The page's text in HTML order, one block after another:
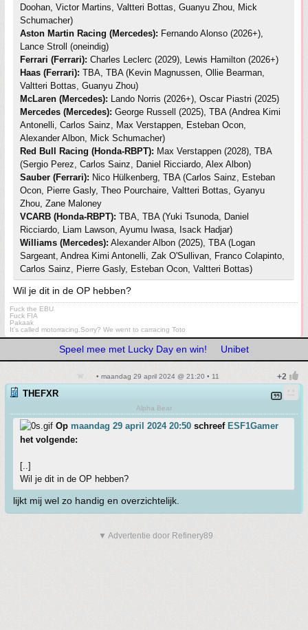
Doohan, Victor Martins, Valtteri Bottas, Guanyu Zhou, Mick
Schumacher)
Aston Martin Racing (Mercedes): Fernando Alonso (2026+),
Lance Stroll (oneindig)
Ferrari (Ferrari): Charles Leclerc (2029), Lewis Hamilton (2026+)
Haas (Ferrari): TBA, TBA (Kevin Magnussen, Ollie Bearman,
Valtteri Bottas, Guanyu Zhou)
McLaren (Mercedes): Lando Norris (2026+), Oscar Piastri (2025)
Mercedes (Mercedes): George Russell (2025), TBA (Andrea Kimi
Antonelli, Carlos Sainz, Max Verstappen, Esteban Ocon,
Alexander Albon, Mick Schumacher)
Red Bull Racing (Honda-RBPT): Max Verstappen (2028), TBA
(Sergio Perez, Carlos Sainz, Daniel Ricciardo, Alex Albon)
Sauber (Ferrari): Nico Hülkenberg, TBA (Carlos Sainz, Esteban
Ocon, Pierre Gasly, Theo Pourchaire, Valtteri Bottas, Gyanyu
Zhou, Zane Maloney
VCARB (Honda-RBPT): TBA, TBA (Yuki Tsunoda, Daniel
Ricciardo, Liam Lawson, Ayumu Iwasa, Isack Hadjar)
Williams (Mercedes): Alexander Albon (2025), TBA (Logan
Sargeant, Andrea Kimi Antonelli, Zak O'Sullivan, Franco Colapinto,
Carlos Sainz, Pierre Gasly, Esteban Ocon, Valtteri Bottas)
Wil je dit in de OP hebben?
Fuck the EBU
Fuck FIA
Pakaak
It's called motorracing.Sorry? We went to carracing Toto
Speel mee met Lucky Day en win! Unibet
• maandag 29 april 2024 @ 21:20 • 11
THEFXR
Alpha Bear
Op maandag 29 april 2024 20:50 schreef ESF1Gamer
het volgende:
[..]
Wil je dit in de OP hebben?
lijkt mij wel zo handig en overzichtelijk.
▼ Advertentie door Refinery89